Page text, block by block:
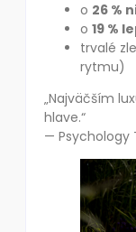
o 26 %
o 19 %
trvalé
rytmu)
„Najväčším
hlave.“
— Psychology